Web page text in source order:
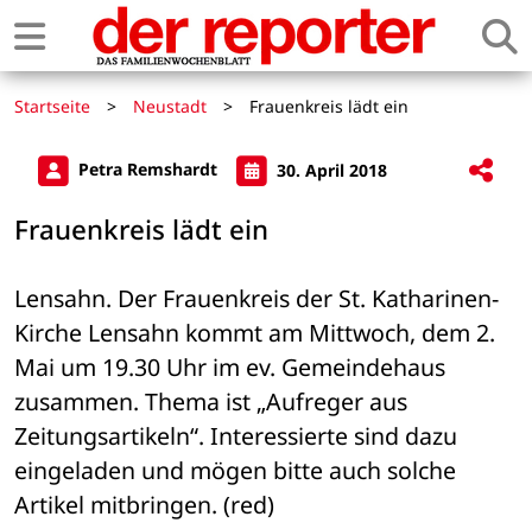
Startseite > Neustadt > Frauenkreis lädt ein
Petra Remshardt 30. April 2018
Frauenkreis lädt ein
Lensahn. Der Frauenkreis der St. Katharinen-
Kirche Lensahn kommt am Mittwoch, dem 2.
Mai um 19.30 Uhr im ev. Gemeindehaus
zusammen. Thema ist „Aufreger aus
Zeitungsartikeln“. Interessierte sind dazu
eingeladen und mögen bitte auch solche
Artikel mitbringen. (red)